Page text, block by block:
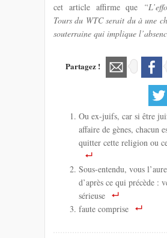
cet article affirme que
Tours du WTC serait du à une
souterraine qui implique
Partagez !
Ou ex-juifs, car si être
affaire de gènes, chacun
quitter cette religion ou
Sous-entendu, vous
d’après ce qui précède :
sérieuse
faute comprise